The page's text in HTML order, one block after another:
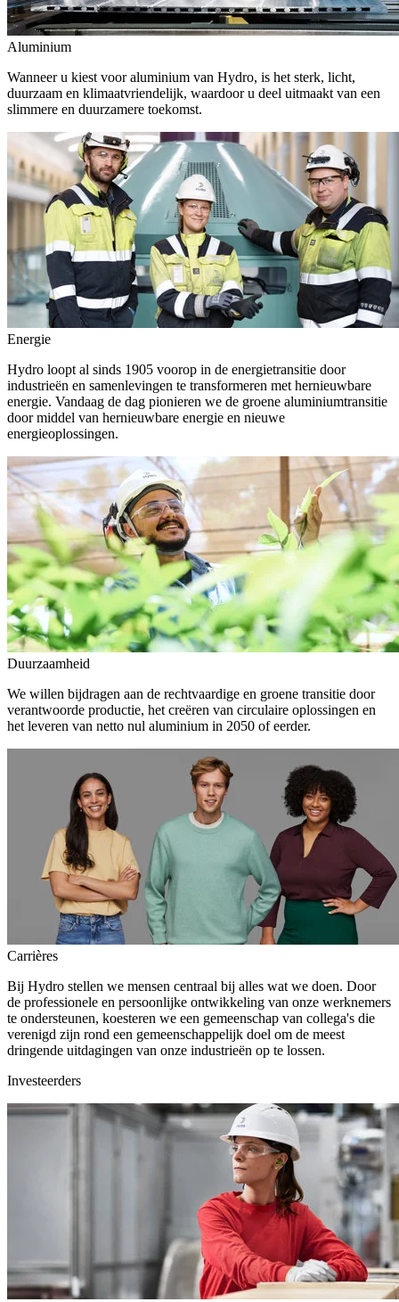
Aluminium
Wanneer u kiest voor aluminium van Hydro, is het sterk, licht,
duurzaam en klimaatvriendelijk, waardoor u deel uitmaakt van een
slimmere en duurzamere toekomst.
Energie
Hydro loopt al sinds 1905 voorop in de energietransitie door
industrieën en samenlevingen te transformeren met hernieuwbare
energie. Vandaag de dag pionieren we de groene aluminiumtransitie
door middel van hernieuwbare energie en nieuwe
energieoplossingen.
Duurzaamheid
We willen bijdragen aan de rechtvaardige en groene transitie door
verantwoorde productie, het creëren van circulaire oplossingen en
het leveren van netto nul aluminium in 2050 of eerder.
Carrières
Bij Hydro stellen we mensen centraal bij alles wat we doen. Door
de professionele en persoonlijke ontwikkeling van onze werknemers
te ondersteunen, koesteren we een gemeenschap van collega's die
verenigd zijn rond een gemeenschappelijk doel om de meest
dringende uitdagingen van onze industrieën op te lossen.
Investeerders